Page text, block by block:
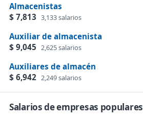
Almacenistas
$ 7,813 3,133 salarios
Auxiliar de almacenista
$ 9,045 2,625 salarios
Auxiliares de almacén
$ 6,942 2,249 salarios
Salarios de empresas populares